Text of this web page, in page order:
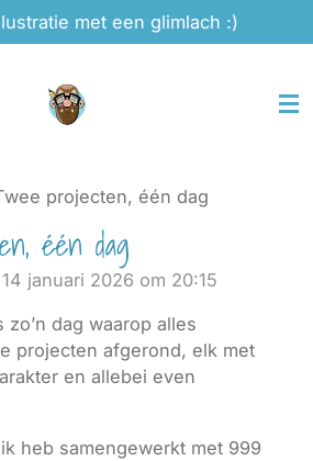
met een glimlach :)
projecten, één dag
één dag
januari 2026 om 20:15
zo’n dag waarop alles
projecten afgerond, elk met
en allebei even
heb samengewerkt met 999